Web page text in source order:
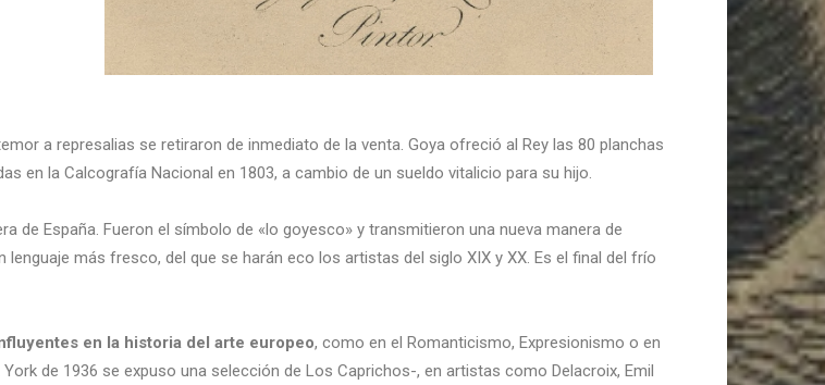
a represalias se retiraron de inmediato de la venta. Goya ofreció al Rey las 80 planchas
en la Calcografía Nacional en 1803, a cambio de un sueldo vitalicio para su hijo.
España. Fueron el símbolo de «lo goyesco» y transmitieron una nueva manera de
más fresco, del que se harán eco los artistas del siglo XIX y XX. Es el final del frío
en la historia del arte europeo, como en el Romanticismo, Expresionismo o en
de 1936 se expuso una selección de Los Caprichos-, en artistas como Delacroix, Emil